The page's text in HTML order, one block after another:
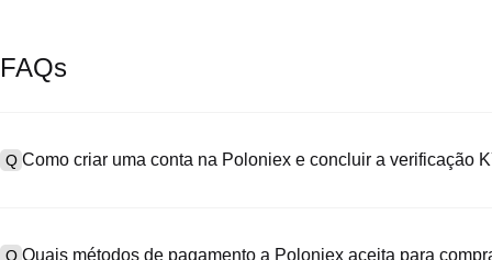
FAQs
Q Como criar uma conta na Poloniex e concluir a verificação
Q Quais métodos de pagamento a Poloniex aceita para